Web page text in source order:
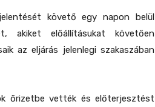
követő egy napon belül
akiket előállításukat követően
az eljárás jelenlegi szakaszában
őrizetbe vették és előterjesztést